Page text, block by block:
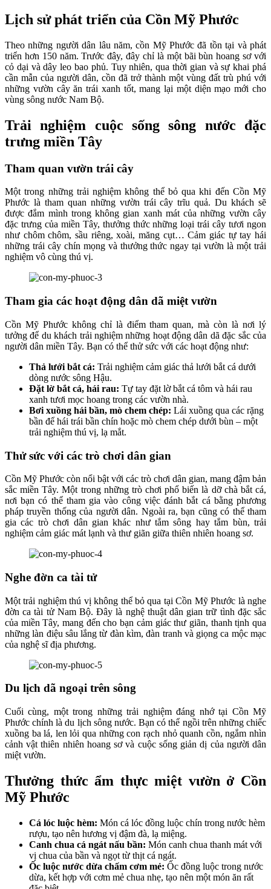
Lịch sử phát triển của Cồn Mỹ Phước
Theo những người dân lâu năm, cồn Mỹ Phước đã tồn tại và phát
triển hơn 150 năm. Trước đây, đây chỉ là một bãi bùn hoang sơ với
cỏ dại và dây leo bao phủ. Tuy nhiên, qua thời gian và sự khai phá
cần mẫn của người dân, cồn đã trở thành một vùng đất trù phú với
những vườn cây ăn trái xanh tốt, mang lại một diện mạo mới cho
vùng sông nước Nam Bộ.
Trải nghiệm cuộc sống sông nước đặc
trưng miền Tây
Tham quan vườn trái cây
Một trong những trải nghiệm không thể bỏ qua khi đến Cồn Mỹ
Phước là tham quan những vườn trái cây trĩu quả. Du khách sẽ
được đắm mình trong không gian xanh mát của những vườn cây
đặc trưng của miền Tây, thưởng thức những loại trái cây tươi ngon
như chôm chôm, sầu riêng, xoài, măng cụt… Cảm giác tự tay hái
những trái cây chín mọng và thưởng thức ngay tại vườn là một trải
nghiệm vô cùng thú vị.
Tham gia các hoạt động dân dã miệt vườn
Cồn Mỹ Phước không chỉ là điểm tham quan, mà còn là nơi lý
tưởng để du khách trải nghiệm những hoạt động dân dã đặc sắc của
người dân miền Tây. Bạn có thể thử sức với các hoạt động như:
Thả lưới bắt cá: Trải nghiệm cảm giác thả lưới bắt cá dưới
dòng nước sông Hậu.
Đặt lờ bắt cá, hái rau: Tự tay đặt lờ bắt cá tôm và hái rau
xanh tươi mọc hoang trong các vườn nhà.
Bơi xuồng hái bần, mò chem chép: Lái xuồng qua các rặng
bần để hái trái bần chín hoặc mò chem chép dưới bùn – một
trải nghiệm thú vị, lạ mắt.
Thử sức với các trò chơi dân gian
Cồn Mỹ Phước còn nổi bật với các trò chơi dân gian, mang đậm bản
sắc miền Tây. Một trong những trò chơi phổ biến là dỡ chà bắt cá,
nơi bạn có thể tham gia vào công việc đánh bắt cá bằng phương
pháp truyền thống của người dân. Ngoài ra, bạn cũng có thể tham
gia các trò chơi dân gian khác như tắm sông hay tắm bùn, trải
nghiệm cảm giác mát lạnh và thư giãn giữa thiên nhiên hoang sơ.
Nghe đờn ca tài tử
Một trải nghiệm thú vị không thể bỏ qua tại Cồn Mỹ Phước là nghe
đờn ca tài tử Nam Bộ. Đây là nghệ thuật dân gian trữ tình đặc sắc
của miền Tây, mang đến cho bạn cảm giác thư giãn, thanh tịnh qua
những làn điệu sâu lắng từ đàn kìm, đàn tranh và giọng ca mộc mạc
của nghệ sĩ địa phương.
Du lịch dã ngoại trên sông
Cuối cùng, một trong những trải nghiệm đáng nhớ tại Cồn Mỹ
Phước chính là du lịch sông nước. Bạn có thể ngồi trên những chiếc
xuồng ba lá, len lỏi qua những con rạch nhỏ quanh cồn, ngắm nhìn
cảnh vật thiên nhiên hoang sơ và cuộc sống giản dị của người dân
miệt vườn.
Thưởng thức ẩm thực miệt vườn ở Cồn
Mỹ Phước
Cá lóc luộc hèm: Món cá lóc đồng luộc chín trong nước hèm
rượu, tạo nên hương vị đậm đà, lạ miệng.
Canh chua cá ngát nấu bần: Món canh chua thanh mát với
vị chua của bần và ngọt từ thịt cá ngát.
Ốc luộc nước dừa chấm cơm mẻ: Ốc đồng luộc trong nước
dừa, kết hợp với cơm mẻ chua nhẹ, tạo nên một món ăn rất